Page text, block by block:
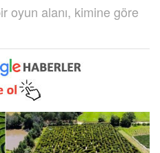
oyun alanı, kimine göre